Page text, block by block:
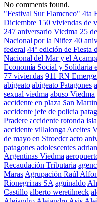
No comments found.
"Festival Sur Flamenco" 4ta
Diciembre 150 viviendas de
247 aniversario Viedma 25
Nacional por la Niñez 40
federal 44º edición de Fiesta
Nacional del Mar y el
Economía Social y Solidaria
77 viviendas 911 RN
abigeato abigeato Patagones
sexual viedma abuso Viedma
accidente en plaza San
accidente jefe de policia
Pradere accidente rotonda
accidente villalonga Aceites
de mayo en Stroeder acto
patagones adolescentes
Argentinas Viedma
Recaudación Tributaria
Maras Agrupación Raúl
Rionegrinas SA aguinaldo
Castillo alberto weretilneck